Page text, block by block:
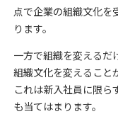
点で企業の組織文化を
ります。
一方で組織を変えるだ
組織文化を変えること
これは新入社員に限ら
も当てはまります。